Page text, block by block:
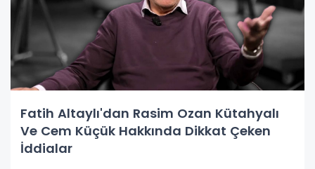
Fatih Altaylı'dan Rasim Ozan Kütahyalı
Ve Cem Küçük Hakkında Dikkat Çeken
İddialar